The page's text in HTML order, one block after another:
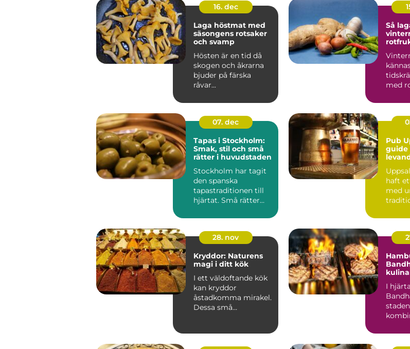
16. dec
Laga höstmat med
säsongens rotsaker
och svamp
Hösten är en tid då
skogen och åkrarna
bjuder på färska
råvar...
Så
med
07. dec
Tapas i Stockholm:
Smak, stil och små
rätter i huvudstaden
Stockholm har tagit
den spanska
tapastraditionen till
hjärtat. Små rätter
Pub
guide
haft
med
28. nov
Kryddor: Naturens
magi i ditt kök
I ett väldoftande kök
kan kryddor
åstadkomma mirakel.
Dessa små
I
finner